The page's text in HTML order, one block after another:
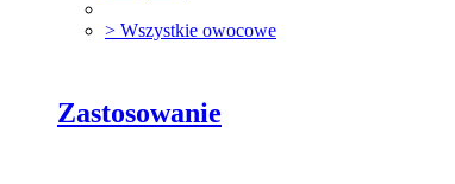
> Wszystkie owocowe
Zastosowanie